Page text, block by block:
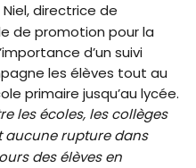
directrice de
de promotion pour la
d’un suivi
les élèves tout au
primaire jusqu’au lycée.
les écoles, les collèges
aucune rupture dans
des élèves en